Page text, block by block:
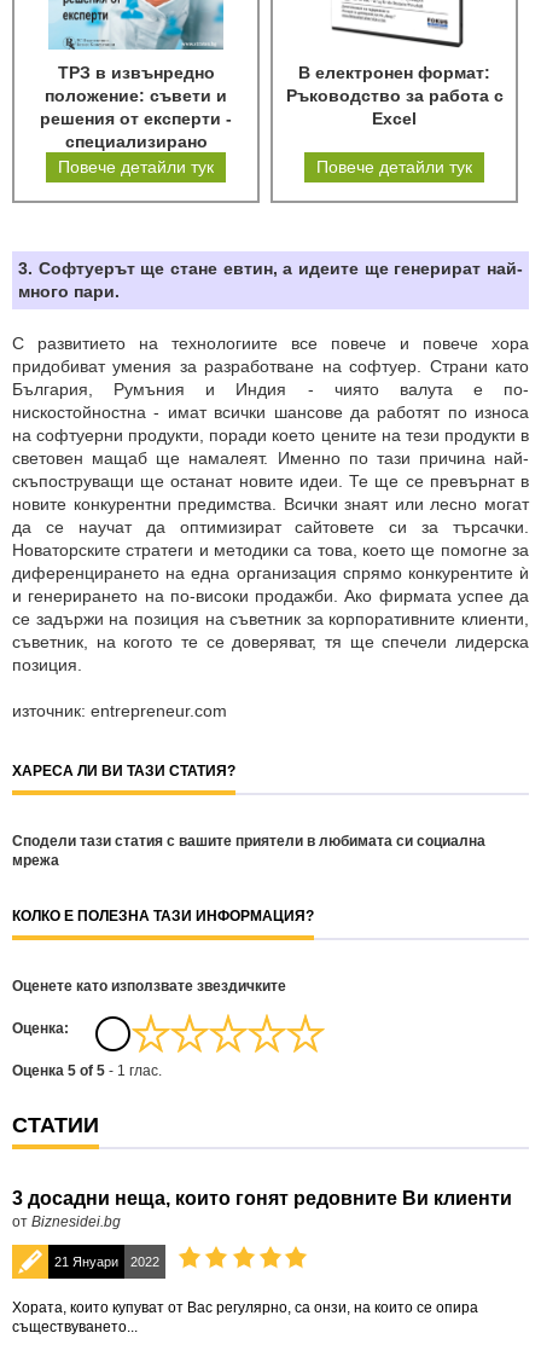
ТРЗ в извънредно
положение: съвети и
решения от експерти -
специализирано
електронно издание
Повече детайли тук
В електронен формат:
Ръководство за работа с
Excel
Повече детайли тук
3. Софтуерът ще стане евтин, а идеите ще генерират най-
много пари.
С развитието на технологиите все повече и повече хора
придобиват умения за разработване на софтуер. Страни като
България, Румъния и Индия - чиято валута е по-
нискостойностна - имат всички шансове да работят по износа
на софтуерни продукти, поради което цените на тези продукти в
световен мащаб ще намалеят. Именно по тази причина най-
скъпоструващи ще останат новите идеи. Те ще се превърнат в
новите конкурентни предимства. Всички знаят или лесно могат
да се научат да оптимизират сайтовете си за търсачки.
Новаторските стратеги и методики са това, което ще помогне за
диференцирането на една организация спрямо конкурентите ѝ
и генерирането на по-високи продажби. Ако фирмата успее да
се задържи на позиция на съветник за корпоративните клиенти,
съветник, на когото те се доверяват, тя ще спечели лидерска
позиция.
източник: entrepreneur.com
ХАРЕСА ЛИ ВИ ТАЗИ СТАТИЯ?
Сподели тази статия с вашите приятели в любимата си социална
мрежа
КОЛКО Е ПОЛЕЗНА ТАЗИ ИНФОРМАЦИЯ?
Оценете като използвате звездичките
Oценка:
Оценка 5 of 5 - 1 глас.
СТАТИИ
3 досадни неща, които гонят редовните Ви клиенти
от Biznesidei.bg
21 Януари 2022
Хората, които купуват от Вас регулярно, са онзи, на които се опира
съществуването...